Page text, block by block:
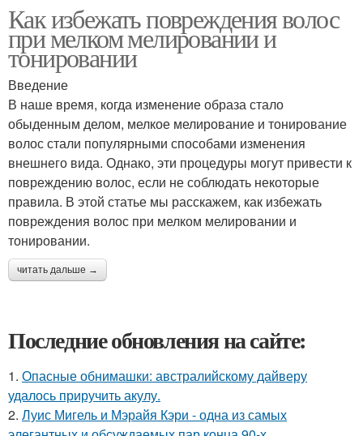
Как избежать повреждения волос
при мелком мелировании и
тонировании
Введение
В наше время, когда изменение образа стало
обыденным делом, мелкое мелирование и тонирование
волос стали популярными способами изменения
внешнего вида. Однако, эти процедуры могут привести к
повреждению волос, если не соблюдать некоторые
правила. В этой статье мы расскажем, как избежать
повреждения волос при мелком мелировании и
тонировании.
читать дальше →
Последние обновления на сайте:
1. Опасные обнимашки: австралийскому дайверу
удалось приручить акулу.
2. Луис Мигель и Мэрайя Кэри - одна из самых